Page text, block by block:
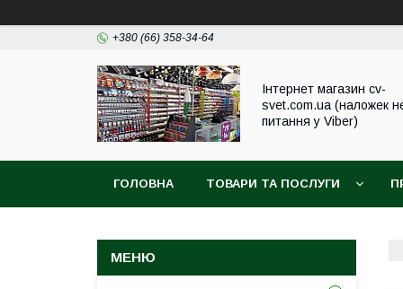
+380 (66) 358-34-64
Інтернет магазин cv-
svet.com.ua (наложек
питання у Viber)
ГОЛОВНА ТОВАРИ ТА ПОСЛУГИ